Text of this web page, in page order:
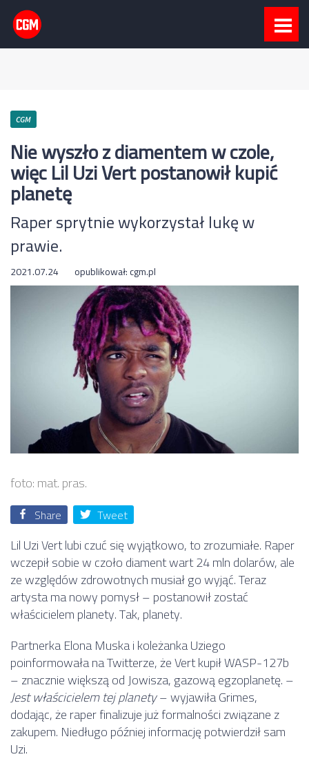
CGM
Nie wyszło z diamentem w czole,
więc Lil Uzi Vert postanowił kupić
planetę
Raper sprytnie wykorzystał lukę w
prawie.
2021.07.24 opublikował:cgm.pl
foto: mat. pras.
Share Tweet
Lil Uzi Vert lubi czuć się wyjątkowo, to zrozumiałe. Raper
wczepił sobie w czoło diament wart 24 mln dolarów, ale
ze względów zdrowotnych musiał go wyjąć. Teraz
artysta ma nowy pomysł – postanowił zostać
właścicielem planety. Tak, planety.
Partnerka Elona Muska i koleżanka Uziego
poinformowała na Twitterze, że Vert kupił WASP-127b
– znacznie większą od Jowisza, gazową egzoplanetę. –
Jest właścicielem tej planety– wyjawiła Grimes,
dodając, że raper finalizuje już formalności związane z
zakupem. Niedługo później informację potwierdził sam
Uzi.